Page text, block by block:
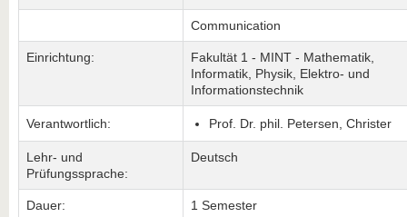
Communication
Einrichtung:
Fakultät 1 - MINT - Mathematik,
Informatik, Physik, Elektro- und
Informationstechnik
Verantwortlich: Prof. Dr. phil. Petersen, Christer
Lehr- und
Prüfungssprache:
Deutsch
Dauer: 1 Semester